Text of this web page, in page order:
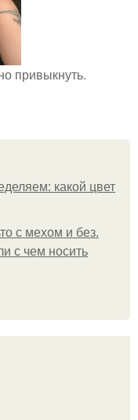
привыкнуть.
какой цвет
с мехом и без.
с чем носить